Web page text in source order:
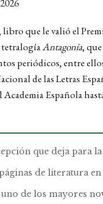
libro que le valió el
tetralogíaAntagonía,
periódicos, entre
de las Letras
Española
que deja para
de literatura
uno de los mayores